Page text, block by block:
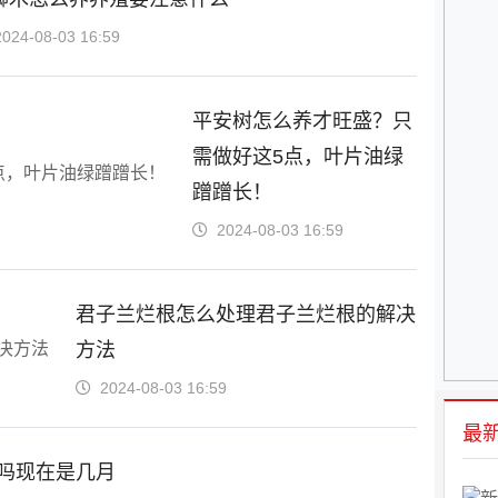
08-03 16:59
平安树怎么养才旺盛？只
需做好这5点，叶片油绿
蹭蹭长！
2024-08-03 16:59
君子兰烂根怎么处理君子兰烂根的解决
方法
2024-08-03 16:59
现在是几月
最